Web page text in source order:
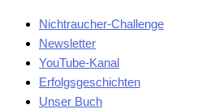
Nichtraucher-Challenge
Newsletter
YouTube-Kanal
Erfolgsgeschichten
Unser Buch